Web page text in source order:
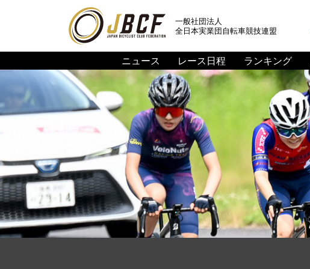
一般社団法人
全日本実業団自転車競技連盟
ニュース レース日程 ランキング